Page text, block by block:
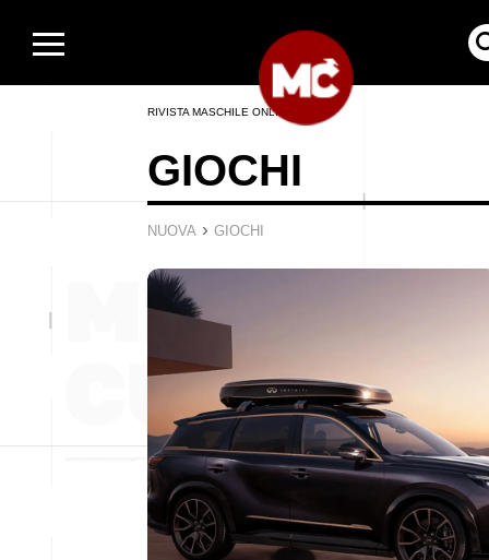
RIVISTA MASCHILE ONLINE
GIOCHI
NUOVA › GIOCHI